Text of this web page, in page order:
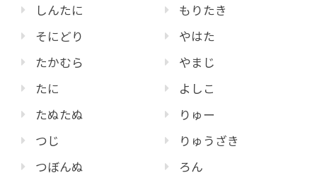
しんたに
そにどり
たかむら
たに
たぬたぬ
つじ
つぼんぬ
もりたき
やはた
やまじ
よしこ
りゅー
りゅうざき
ろん